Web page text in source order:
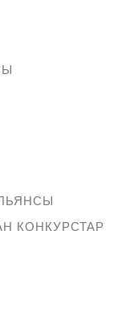
КОНКУРСТАР